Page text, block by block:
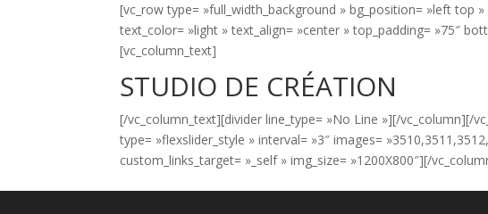
[vc_row type= »full_width_background » bg_position= »left top
text_color= »light » text_align= »center » top_padding= »75″
[vc_column_text]
STUDIO DE CRÉATION
[/vc_column_text][divider line_type= »No Line »][/vc_column][/
type= »flexslider_style » interval= »3″ images=
custom_links_target= »_self » img_size= »1200X800″][/